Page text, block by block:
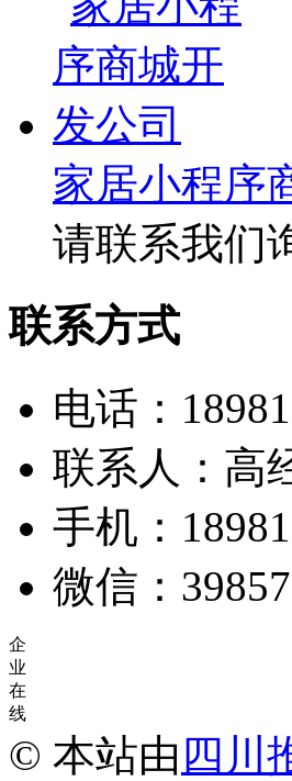
家居小程序
请联系我们
联系方式
电话：
联系人：高
手机：
微信：
企
业
在
线
© 本站由 四川